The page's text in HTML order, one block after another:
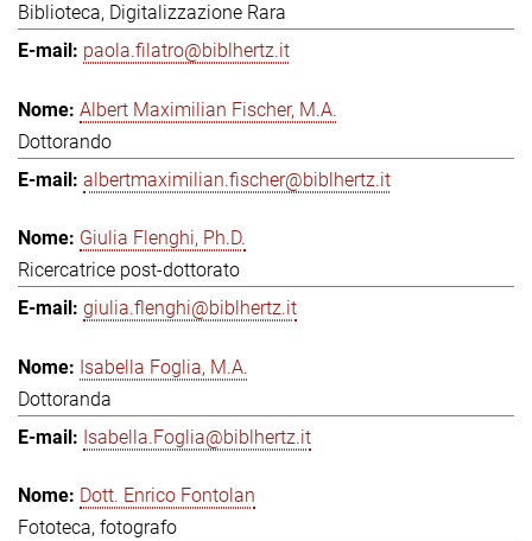
Biblioteca, Digitalizzazione Rara
paola.filatro@biblhertz.it
Albert Maximilian Fischer, M.A.
Dottorando
albertmaximilian.fischer@biblhertz.it
Giulia Flenghi, Ph.D.
Ricercatrice post-dottorato
giulia.flenghi@biblhertz.it
Isabella Foglia, M.A.
Dottoranda
Isabella.Foglia@biblhertz.it
Dott. Enrico Fontolan
Fototeca, fotografo